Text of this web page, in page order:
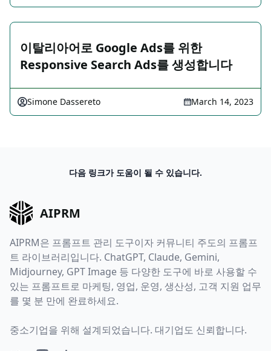
이탈리아어로 Google Ads를 위한
Responsive Search Ads를 생성합니다
Simone Dassereto March 14, 2023
다음 링크가 도움이 될 수 있습니다.
AIPRM
AIPRM은 프롬프트 관리 도구이자 커뮤니티 주도의 프롬프
트 라이브러리입니다. ChatGPT, Claude, Gemini,
Midjourney, GPT Image 등 다양한 도구에 바로 사용할 수
있는 프롬프트로 마케팅, 영업, 운영, 생산성, 고객 지원 업무
를 몇 분 만에 완료하세요.
중소기업을 위해 설계되었습니다. 대기업도 신뢰합니다.